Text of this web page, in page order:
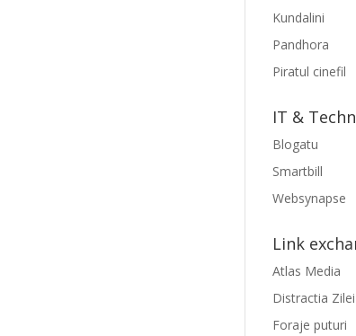
Kundalini
Pandhora
Piratul cinefil
IT &
Blogatu
Smartbill
Websynapse
Link
Atlas Media
Distractia Zilei
Foraje puturi